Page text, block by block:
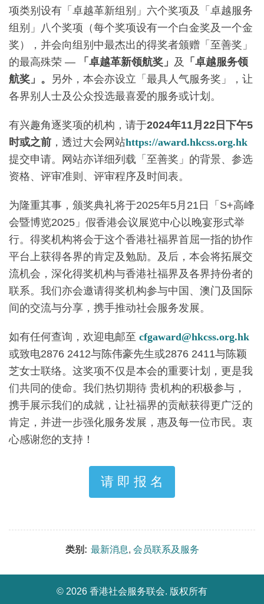
项类别设有「卓越革新组别」六个奖项及「卓越服务
组别」八个奖项（每个奖项设有一个白金奖及一个金
奖），并会向组别中最杰出的得奖者颁赠「至善奖」
的最高殊荣 —
「卓越革新领航奖」 及
「卓越服务领
航奖」。 另外，本会亦设立「最具人气服务奖」，让
各界别人士及公众投选最喜爱的服务或计划。
有兴趣角逐奖项的机构，请于2024年11月22日下午5
时或之前 ，透过大会网站https://award.hkcss.org.hk
提交申请。网站亦详细列载「至善奖」的背景、参选
资格、评审准则、评审程序及时间表。
为隆重其事，颁奖典礼将于2025年5月21日「S+高峰
会暨博览2025」假香港会议展览中心以晚宴形式举
行。得奖机构将会于这个香港社福界首屈一指的协作
平台上获得各界的肯定及勉励。及后，本会将拓展交
流机会，深化得奖机构与香港社福界及各界持份者的
联系。我们亦会邀请得奖机构参与中国、澳门及国际
间的交流与分享，携手推动社会服务发展。
如有任何查询，欢迎电邮至 cfgaward@hkcss.org.hk
或致电2876 2412与陈伟豪先生或2876 2411与陈颖
芝女士联络。这奖项不仅是本会的重要计划，更是我
们共同的使命。我们热切期待 贵机构的积极参与，
携手展示我们的成就，让社福界的贡献获得更广泛的
肯定，并进一步强化服务发展，惠及每一位市民。衷
心感谢您的支持！
请 即 报 名
类别: 最新消息, 会员联系及服务
© 2026 香港社会服务联会. 版权所有